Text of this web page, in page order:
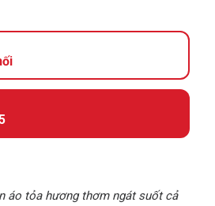
áo tỏa hương thơm ngát suốt cả